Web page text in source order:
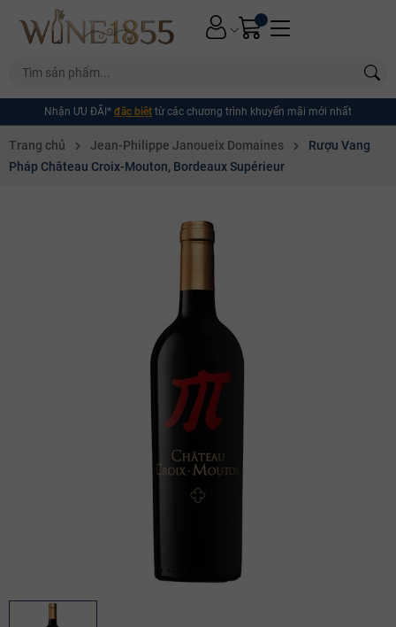
Nhận ƯU ĐÃI* đặc biệt từ các chương trình khuyến mãi mới nhất
Trang chủ Jean-Philippe Janoueix Domaines
Rượu Vang
Pháp Château Croix-Mouton, Bordeaux Supérieur